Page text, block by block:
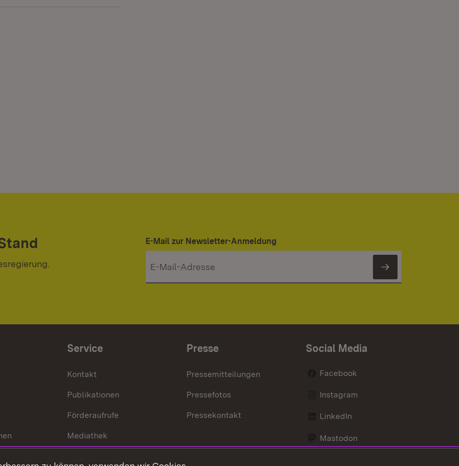
E-Mail zur Newsletter-Anmeldung
Newsletter
Service
Kontakt
Publikationen
Förderaufrufe
Mediathek
Presse
Pressemitteilungen
Pressefotos
Pressekontakt
Social Media
Facebook
Instagram
LinkedIn
Mastodon